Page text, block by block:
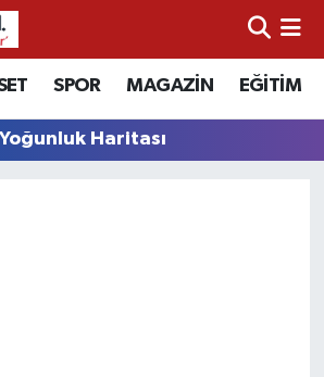
SPOR MAGAZİN EĞİTİM
Haritası
Eczaneler